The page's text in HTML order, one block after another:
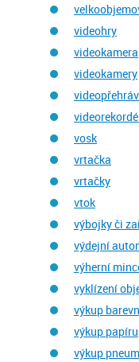
videohry
videokamera
videokamery
vosk
vrtačka
vrtačky
vtok
výbojky či
výdejní
výherní
vyklízení
výkup
výkup papíru
výkup